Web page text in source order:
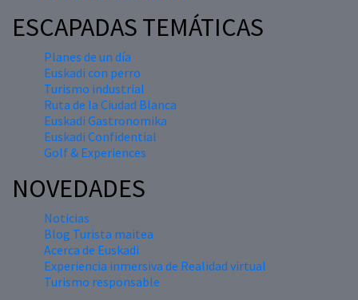
ESCAPADAS TEMÁTICAS
Planes de un día
Euskadi con perro
Turismo industrial
Ruta de la Ciudad Blanca
Euskadi Gastronomika
Euskadi Confidential
Golf & Experiences
NOVEDADES
Noticias
Blog Turista maitea
Acerca de Euskadi
Experiencia inmersiva de Realidad virtual
Turismo responsable